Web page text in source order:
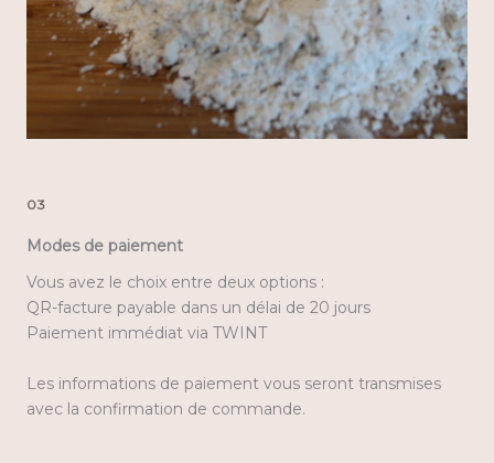
03
Modes de paiement
Vous avez le choix entre deux options :
QR-facture payable dans un délai de 20 jours
Paiement immédiat via TWINT
Les informations de paiement vous seront transmises
avec la confirmation de commande.